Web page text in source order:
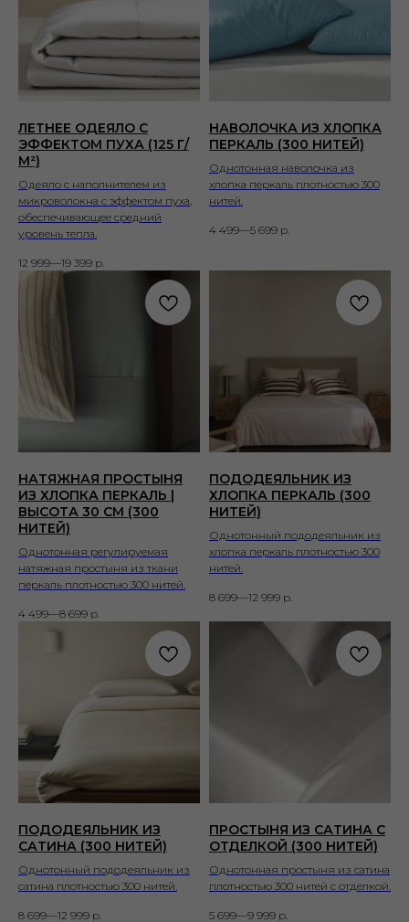
ЛЕТНЕЕ ОДЕЯЛО С
ЭФФЕКТОМ ПУХА (125 Г/
М²)
Одеяло с наполнителем из
микроволокна с эффектом пуха,
обеспечивающее средний
уровень тепла.
12 999—19 399 р.
НАВОЛОЧКА ИЗ ХЛОПКА
ПЕРКАЛЬ (300 НИТЕЙ)
Однотонная наволочка из
хлопка перкаль плотностью 300
нитей.
4 499—5 699 р.
НАТЯЖНАЯ ПРОСТЫНЯ
ИЗ ХЛОПКА ПЕРКАЛЬ |
ВЫСОТА 30 СМ (300
НИТЕЙ)
Однотонная регулируемая
натяжная простыня из ткани
перкаль плотностью 300 нитей.
4 499—8 699 р.
ПОДОДЕЯЛЬНИК ИЗ
ХЛОПКА ПЕРКАЛЬ (300
НИТЕЙ)
Однотонный пододеяльник из
хлопка перкаль плотностью 300
нитей.
8 699—12 999 р.
ПОДОДЕЯЛЬНИК ИЗ
САТИНА (300 НИТЕЙ)
Однотонный пододеяльник из
сатина плотностью 300 нитей.
8 699—12 999 р.
ПРОСТЫНЯ ИЗ САТИНА С
ОТДЕЛКОЙ (300 НИТЕЙ)
Однотонная простыня из сатина
плотностью 300 нитей с отделкой.
5 699—9 999 р.